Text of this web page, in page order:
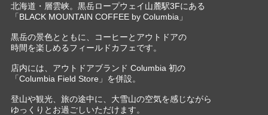
北海道・層雲峡。黒岳ロープウェイ山麓駅3Fにある
「BLACK MOUNTAIN COFFEE by Columbia」
黒岳の景色とともに、コーヒーとアウトドアの
時間を楽しめるフィールドカフェです。
店内には、アウトドアブランド Columbia 初の
「Columbia Field Store」を併設。
登山や観光、旅の途中に、大雪山の空気を感じながら
ゆっくりとお過ごしいただけます。